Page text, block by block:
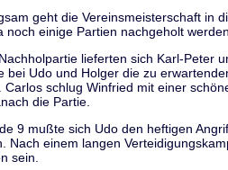
geht die Vereinsmeisterschaft in
noch einige Partien nachgeholt
lieferten sich Karl-Peter
bei Udo und Holger die zu
Carlos schlug Winfried mit einer
die Partie.
9 mußte sich Udo den heftigen
Nach einem langen
sein.